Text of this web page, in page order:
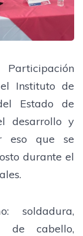
Instituto de
Estado de
desarrollo y
eso que se
durante el
soldadura,
de cabello,